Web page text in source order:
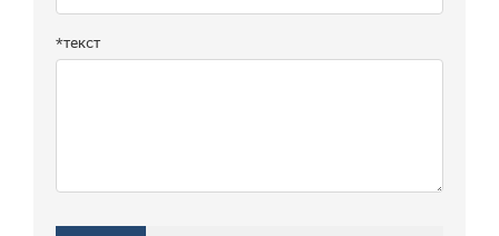
*текст